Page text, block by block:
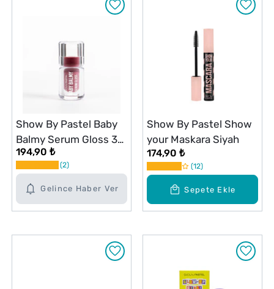
Gelince Haber Ver
Show By Pastel Baby
Balmy Serum Gloss 35
Euphoria
194,90 ₺
2
Sepete Ekle
Show By Pastel Show
your Maskara Siyah
174,90 ₺
12